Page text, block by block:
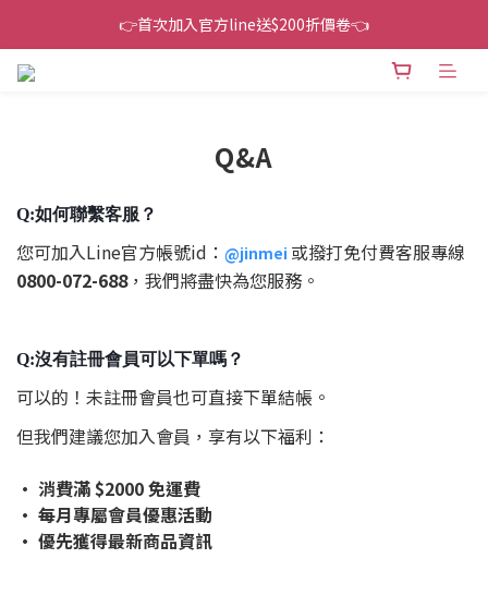
👉首次加入官方line送$200折價卷👈
👉首次加入官方line送$200折價卷👈
Q&A
Q:如何聯繫客服？
您可加入Line官方帳號id： @jinmei 或撥打免付費客服專線
0800-072-688，我們將盡快為您服務。
Q:沒有註冊會員可以下單嗎？
可以的！未註冊會員也可直接下單結帳。
但我們建議您加入會員，享有以下福利：
• 消費滿 $2000 免運費
• 每月專屬會員優惠活動
• 優先獲得最新商品資訊